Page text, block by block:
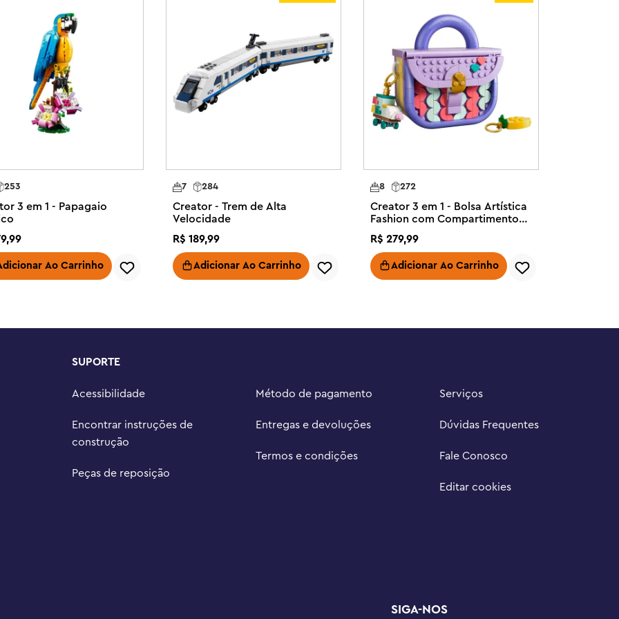
3 em 1 oferecem uma gama de
super-rápidos, animais
– Meninas e meninos
de praia diferentes usando as
Tropical Ukulele
contar suas próprias histórias
tem 4 cordas de plástico
que construíram quando as
3 em 1 oferece uma
conjuntos (vendidos
que as crianças construam 3
paixões, incluindo animais,
apresenta um ukulele
e 6 cm de profundidade
253
3 em 1 - Papagaio
,99
Ao Carrinho
284
7
Creator - Trem de Alta
Velocidade
R$ 189,99
Adicionar Ao Carrinho
272
8
Creator 3 em 1 - Bolsa Artística
Fashion com Compartimento
R$ 279,99
Adicionar Ao Carrinho
SUPORTE
Acessibilidade
Encontrar instruções de
construção
Peças de reposição
Método de pagamento
Entregas e devoluções
Termos e condições
Serviços
Dúvidas Frequentes
Fale Conosco
Editar cookies
SIGA-NOS